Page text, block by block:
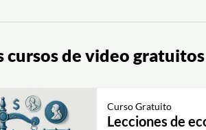
cursos de video gratuitos
Curso Gratuito
Lecciones de